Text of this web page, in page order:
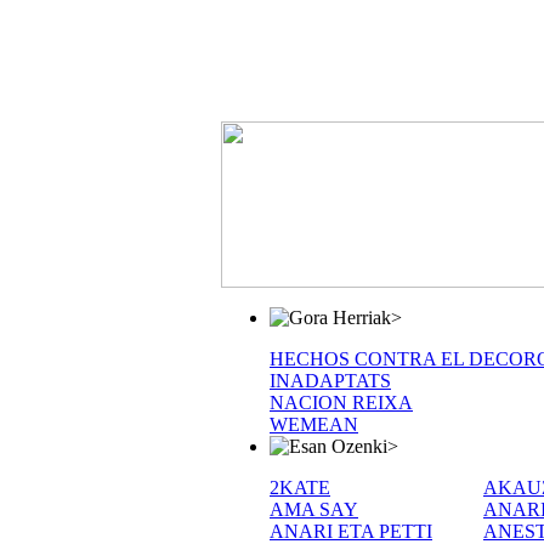
>
HECHOS CONTRA EL
INADAPTATS
NACION REIXA
WEMEAN
>
2KATE
AMA SAY
ANARI ETA PETTI